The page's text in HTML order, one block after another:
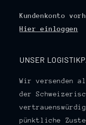
Kundenkonto
Hier einloggen
UNSER
Wir versenden
der
pünktliche